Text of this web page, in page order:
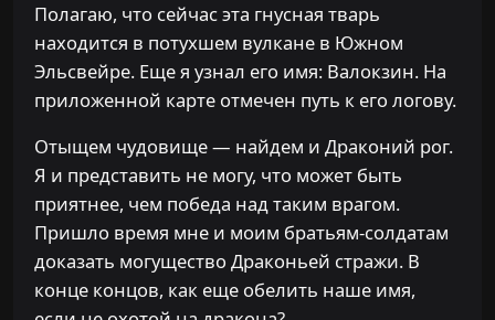
Полагаю, что сейчас эта гнусная тварь
находится в потухшем вулкане в Южном
Эльсвейре. Еще я узнал его имя: Валокзин. На
приложенной карте отмечен путь к его логову.
Отыщем чудовище — найдем и Драконий рог.
Я и представить не могу, что может быть
приятнее, чем победа над таким врагом.
Пришло время мне и моим братьям-солдатам
доказать могущество Драконьей стражи. В
конце концов, как еще обелить наше имя,